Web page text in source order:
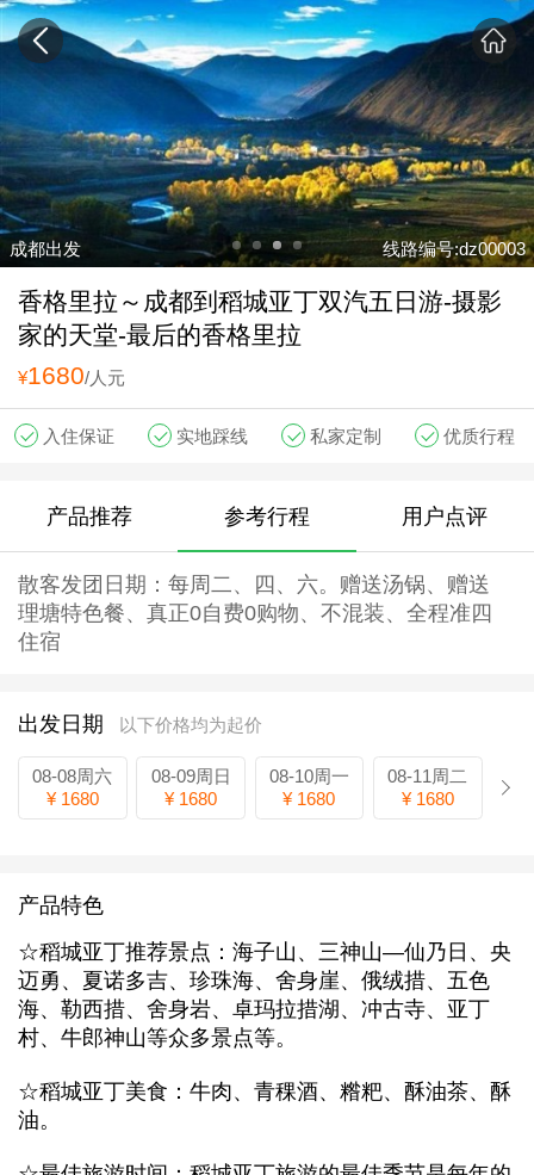
成都出发 线路编号:dz00003
香格里拉～成都到稻城亚丁双汽五日游-摄影
家的天堂-最后的香格里拉
¥1680/人元
入住保证 实地踩线 私家定制 优质行程
产品推荐 参考行程 用户点评
散客发团日期：每周二、四、六。赠送汤锅、赠送
理塘特色餐、真正0自费0购物、不混装、全程准四
住宿
出发日期 以下价格均为起价
08-08周六
¥ 1680
08-09周日
¥ 1680
08-10周一
¥ 1680
08-11周二
¥ 1680
产品特色
☆稻城亚丁推荐景点：海子山、三神山—仙乃日、央
迈勇、夏诺多吉、珍珠海、舍身崖、俄绒措、五色
海、勒西措、舍身岩、卓玛拉措湖、冲古寺、亚丁
村、牛郎神山等众多景点等。
☆稻城亚丁美食：牛肉、青稞酒、糌粑、酥油茶、酥
油。